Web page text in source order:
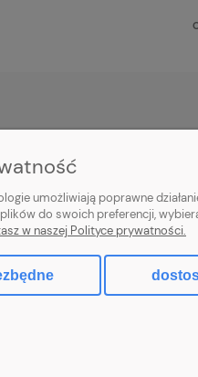
Ustawienia konta
Przechowalnia
umożliwiają poprawne
do swoich preferencji,
w naszej Polityce prywatności.